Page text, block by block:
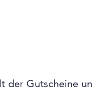
der Gutscheine